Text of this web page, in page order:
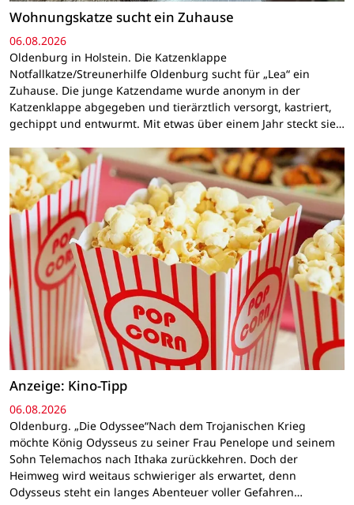
Wohnungskatze sucht ein Zuhause
06.08.2026
Oldenburg in Holstein. Die Katzenklappe
Notfallkatze/Streunerhilfe Oldenburg sucht für „Lea“ ein
Zuhause. Die junge Katzendame wurde anonym in der
Katzenklappe abgegeben und tierärztlich versorgt, kastriert,
gechippt und entwurmt. Mit etwas über einem Jahr steckt sie…
Anzeige: Kino-Tipp
06.08.2026
Oldenburg. „Die Odyssee“Nach dem Trojanischen Krieg
möchte König Odysseus zu seiner Frau Penelope und seinem
Sohn Telemachos nach Ithaka zurückkehren. Doch der
Heimweg wird weitaus schwieriger als erwartet, denn
Odysseus steht ein langes Abenteuer voller Gefahren…